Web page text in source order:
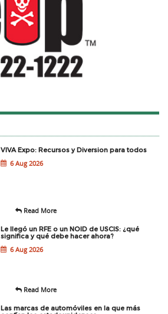
VIVA Expo: Recursos y Diversion para todos
6 Aug 2026
Read More
Le llegó un RFE o un NOID de USCIS: ¿qué
significa y qué debe hacer ahora?
6 Aug 2026
Read More
Las marcas de automóviles en la que más